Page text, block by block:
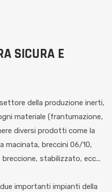
SICURA E
della produzione inerti,
materiale (frantumazione,
diversi prodotti come la
macinata, breccini 06/10,
stabilizzato, ecc...
importanti impianti della